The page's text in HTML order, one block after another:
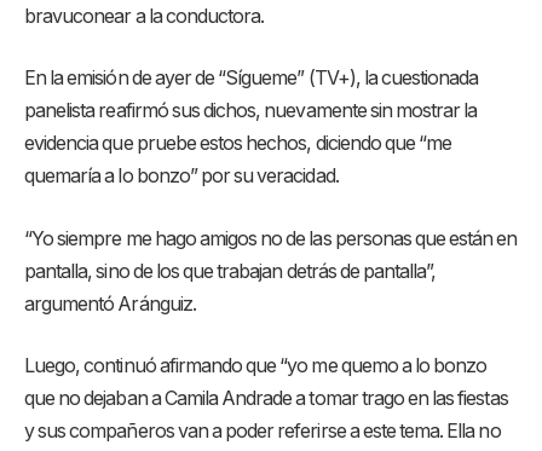
bravuconear a la conductora.
En la emisión de ayer de “Sígueme” (TV+), la cuestionada
panelista reafirmó sus dichos, nuevamente sin mostrar la
evidencia que pruebe estos hechos, diciendo que “me
quemaría a lo bonzo” por su veracidad.
“Yo siempre me hago amigos no de las personas que están en
pantalla, sino de los que trabajan detrás de pantalla”,
argumentó Aránguiz.
Luego, continuó afirmando que “yo me quemo a lo bonzo
que no dejaban a Camila Andrade a tomar trago en las fiestas
y sus compañeros van a poder referirse a este tema. Ella no